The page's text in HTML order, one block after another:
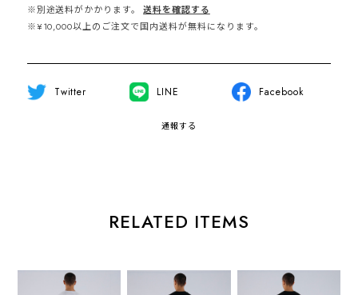
※別途送料がかかります。
送料を確認する
※¥10,000以上のご注文で国内送料が無料になります。
Twitter LINE Facebook
通報する
RELATED ITEMS